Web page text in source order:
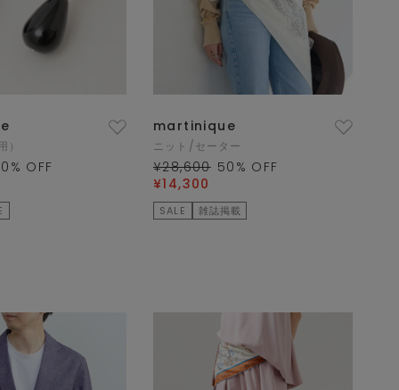
）
% OFF
martinique
ニット/セーター
¥28,600 50 % OFF
¥14,300
SALE 雑誌掲載